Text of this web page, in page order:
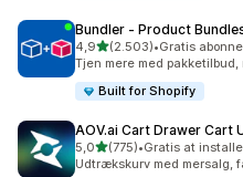
Bundler ‑ Product
4,9ud af 5 stjerner
(2.503)
2503 anmeldelser i alt
•Gratis
Tjen mere med
Built for Shopify
AOV.ai Cart Drawer Cart
5,0ud af 5 stjerner
(775)
775 anmeldelser i alt
•Gratis at
Udtrækskurv med mersalg,